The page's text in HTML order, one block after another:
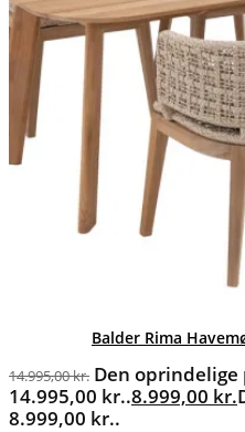
Balder Rima
14.995,00kr. Den oprindelige
14.995,00 kr..8.999,00 kr.
8.999,00 kr..